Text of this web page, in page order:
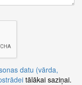
datu (vārda,
tālākai saziņai.